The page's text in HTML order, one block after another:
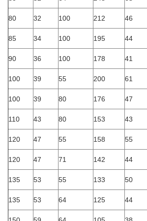
80 32 100 212 46
85 34 100 195 44
90 36 100 178 41
100 39 55 200 61
100 39 80 176 47
110 43 80 153 43
120 47 55 158 55
120 47 71 142 44
135 53 55 133 50
135 53 64 125 44